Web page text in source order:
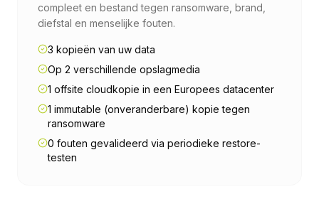
compleet en bestand tegen ransomware, brand,
diefstal en menselijke fouten.
3 kopieën van uw data
Op 2 verschillende opslagmedia
1 offsite cloudkopie in een Europees datacenter
1 immutable (onveranderbare) kopie tegen
ransomware
0 fouten gevalideerd via periodieke restore-
testen